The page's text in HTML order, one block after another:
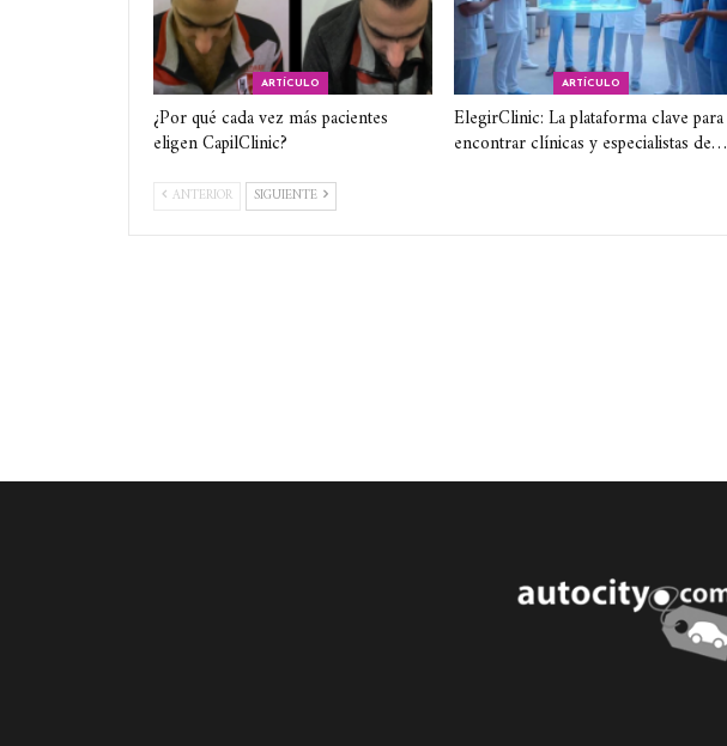
ARTÍCULO
¿Por qué cada vez más pacientes
eligen CapilClinic?
ARTÍCULO
ElegirClinic: La plataforma clave para
encontrar clínicas y especialistas de…
ANTERIOR SIGUIENTE